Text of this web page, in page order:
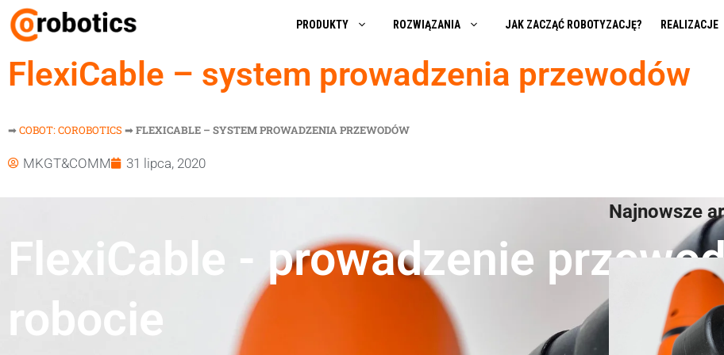
PRODUKTY ROZWIĄZANIA JAK ZACZĄĆ ROBOTYZACJĘ? REALIZACJE
FlexiCable – system prowadzenia przewodów
➡COBOT: COROBOTICS ➡FLEXICABLE – SYSTEM PROWADZENIA PRZEWODÓW
MKGT&COMM 31 lipca, 2020
FlexiCable - prowadzenie
robocie
Najnowsze